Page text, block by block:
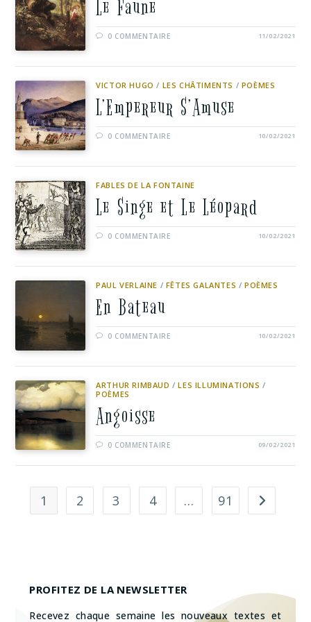
Le Faune
0 COMMENTAIRE 11/02/2021
VICTOR HUGO / LES CHÂTIMENTS / POÈMES
L’Empereur S’Amuse
0 COMMENTAIRE 10/02/2021
FABLES DE LA FONTAINE
Le Singe et Le Léopard
0 COMMENTAIRE 10/02/2021
PAUL VERLAINE / FÊTES GALANTES /POÈMES
En Bateau
0 COMMENTAIRE 10/02/2021
ARTHUR RIMBAUD /LES ILLUMINATIONS /
POÈMES
Angoisse
0 COMMENTAIRE 09/02/2021
1 2 3 4 … 91
PROFITEZ DE LA NEWSLETTER
Recevez chaque semaine les nouveaux textes et